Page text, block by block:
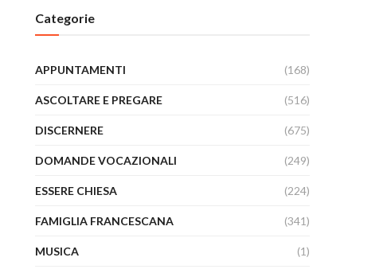
Categorie
APPUNTAMENTI (168)
ASCOLTARE E PREGARE (516)
DISCERNERE (675)
DOMANDE VOCAZIONALI (249)
ESSERE CHIESA (224)
FAMIGLIA FRANCESCANA (341)
MUSICA (1)